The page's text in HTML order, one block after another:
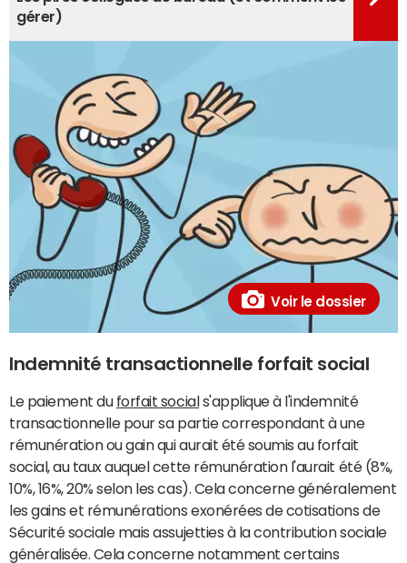
Voir le dossier
gérer)
Indemnité transactionnelle forfait social
Le paiement du forfait social s'applique à l'indemnité
transactionnelle pour sa partie correspondant à une
rémunération ou gain qui aurait été soumis au forfait
social, au taux auquel cette rémunération l'aurait été (8%,
10%, 16%, 20% selon les cas). Cela concerne généralement
les gains et rémunérations exonérées de cotisations de
Sécurité sociale mais assujetties à la contribution sociale
généralisée. Cela concerne notamment certains